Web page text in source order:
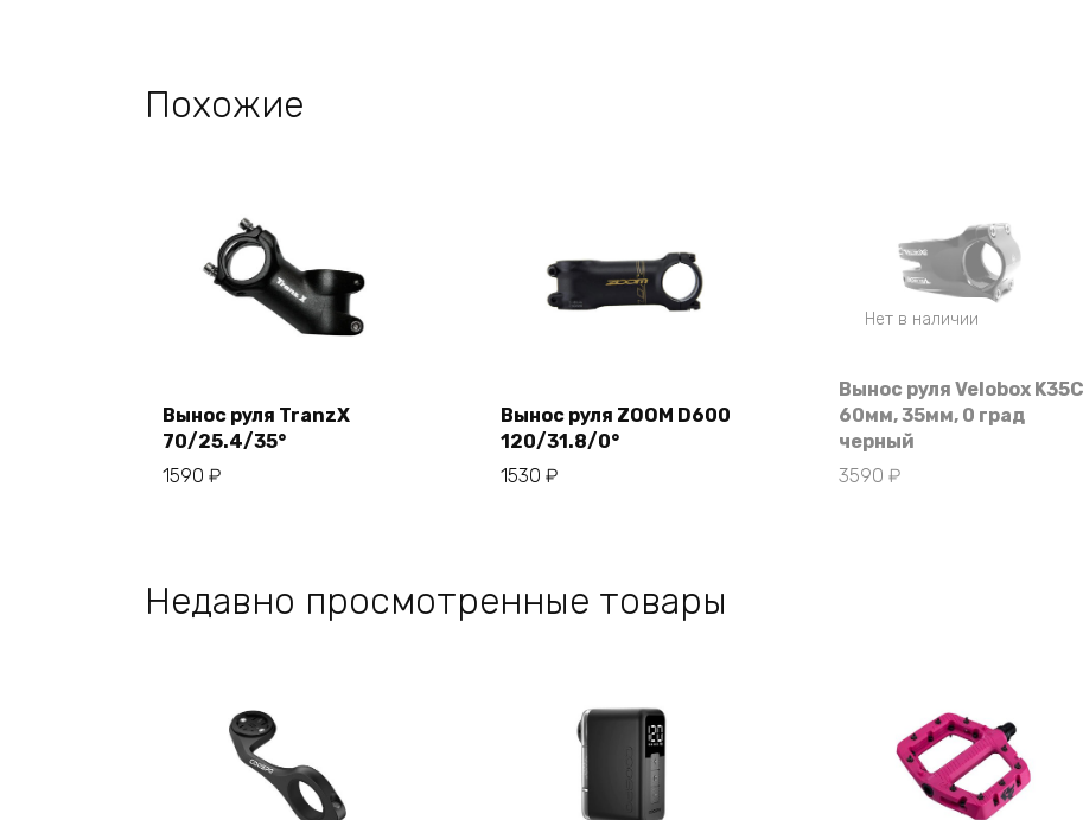
Похожие
В корзину
Вынос руля TranzX
70/25.4/35°
1590 ₽
В корзину
Вынос руля ZOOM D600
120/31.8/0°
1530 ₽
Нет в наличии
Вынос руля Velobox K35C
60мм, 35мм, 0 град
черный
3590 ₽
Недавно просмотренные товары